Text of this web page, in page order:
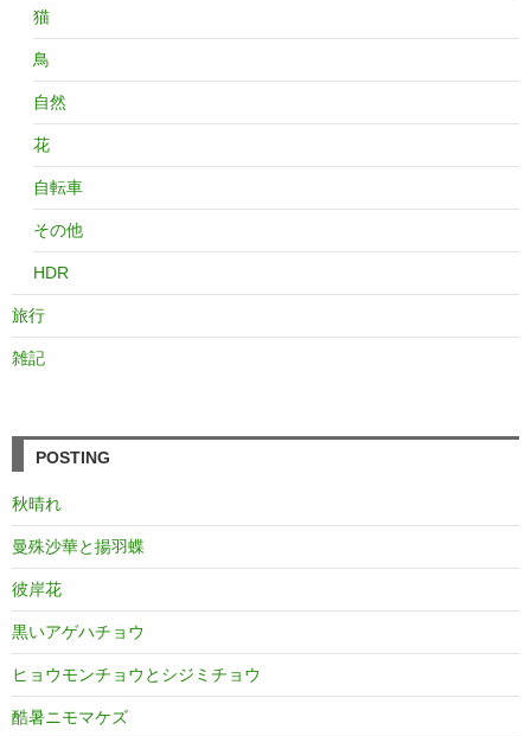
猫
鳥
自然
花
自転車
その他
HDR
旅行
雑記
POSTING
秋晴れ
曼殊沙華と揚羽蝶
彼岸花
黒いアゲハチョウ
ヒョウモンチョウとシジミチョウ
酷暑ニモマケズ